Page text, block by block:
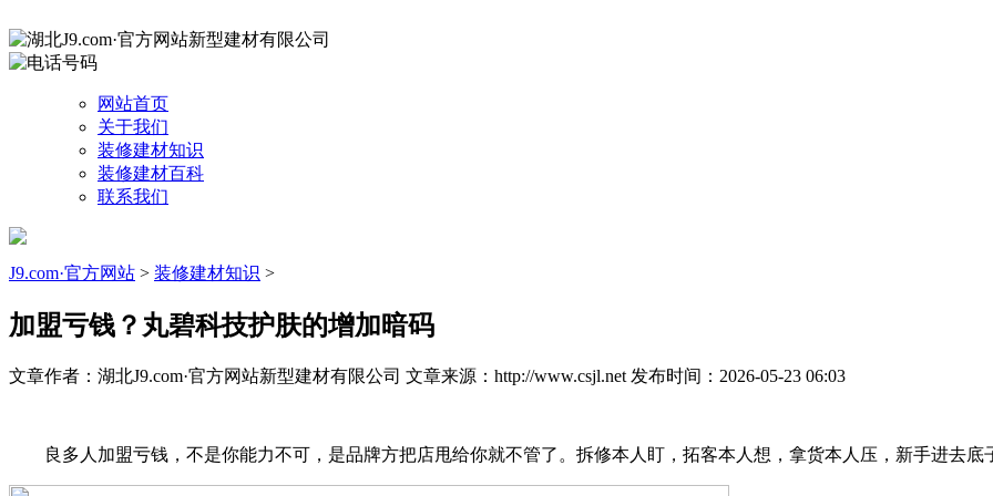
网站首页
关于我们
装修建材知识
装修建材百科
联系我们
J9.com·官方网站 > 装修建材知识 >
加盟亏钱？丸碧科技护肤的增加暗码
文章作者：湖北J9.com·官方网站新型建材有限公司 文章来源：http://www.csjl.net 发布时间：2026-05-23 06:03
良多人加盟亏钱，不是你能力不可，是品牌方把店甩给你就不管了。拆修本人盯，拓客本人想，拿货本人压，新手进去底